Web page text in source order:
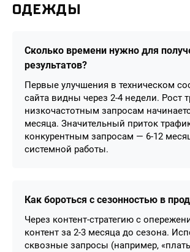
ОДЕЖДЫ
Сколько времени нужно для
результатов?
Первые улучшения в техническом
сайта видны через 2-4 недели. Рост
низкочастотным запросам
месяца. Значительный приток
конкурентным запросам — 6-12
системной работы.
Как бороться с сезонностью в
Через контент-стратегию с
контент за 2-3 месяца до сезона.
сквозные запросы (например,